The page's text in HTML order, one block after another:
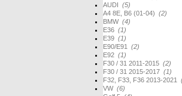
AUDI (5)
A4 8E, B6 (01-04) (2)
BMW (4)
E36 (1)
E39 (1)
E90/E91 (2)
E92 (1)
F30 / 31 2011-2015 (2)
F30 / 31 2015-2017 (1)
F32, F33, F36 2013-2021
VW (6)